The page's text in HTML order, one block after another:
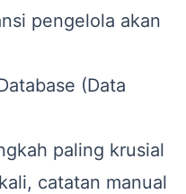
pengelola akan
(Data
paling krusial
catatan manual